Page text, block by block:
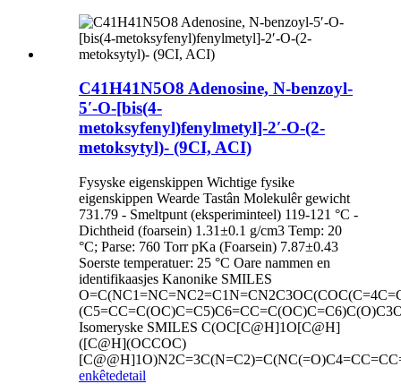
C41H41N5O8 Adenosine, N-benzoyl-
5′-O-[bis(4-
metoksyfenyl)fenylmetyl]-2′-O-(2-
metoksytyl)- (9CI, ACI)
Fysyske eigenskippen Wichtige fysike
eigenskippen Wearde Tastân Molekulêr gewicht
731.79 - Smeltpunt (eksperiminteel) 119-121 °C -
Dichtheid (foarsein) 1.31±0.1 g/cm3 Temp: 20
°C; Parse: 760 Torr pKa (Foarsein) 7.87±0.43
Soerste temperatuer: 25 °C Oare nammen en
identifikaasjes Kanonike SMILES
Isomeryske SMILES C(OC[C@H]1O[C@H]
([C@H](OCCOC)
enkêtedetail